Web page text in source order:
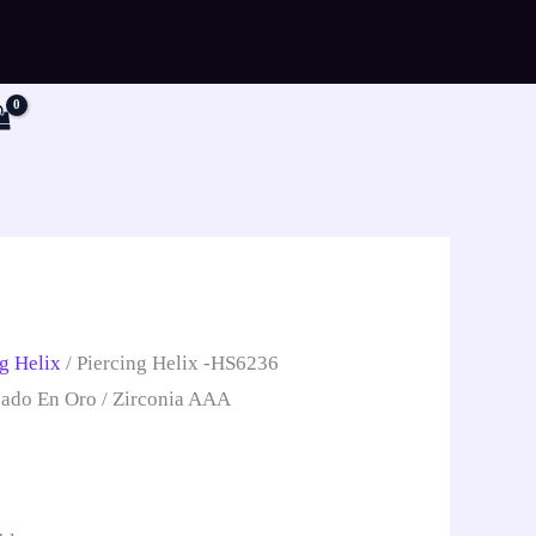
Helix / Piercing Helix -HS6236
En Oro / Zirconia AAA